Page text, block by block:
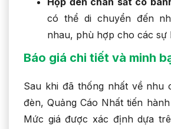
có thể di chuyển đến
nhau, phù hợp cho các sự
Báo giá chi tiết và minh
Sau khi đã thống nhất về nhu
đèn, Quảng Cáo Nhất tiến
Mức giá được xác định dựa